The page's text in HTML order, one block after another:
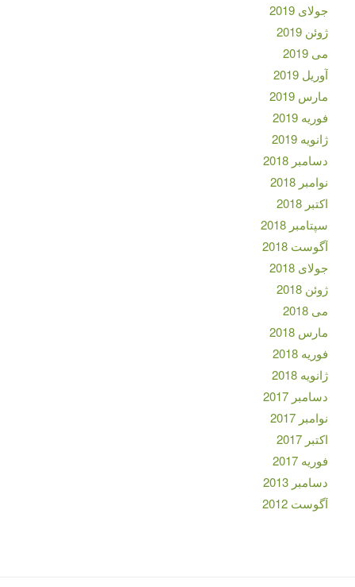
جولای 2019
ژوئن 2019
می 2019
آوریل 2019
مارس 2019
فوریه 2019
ژانویه 2019
دسامبر 2018
نوامبر 2018
اکتبر 2018
سپتامبر 2018
آگوست 2018
جولای 2018
ژوئن 2018
می 2018
مارس 2018
فوریه 2018
ژانویه 2018
دسامبر 2017
نوامبر 2017
اکتبر 2017
فوریه 2017
دسامبر 2013
آگوست 2012